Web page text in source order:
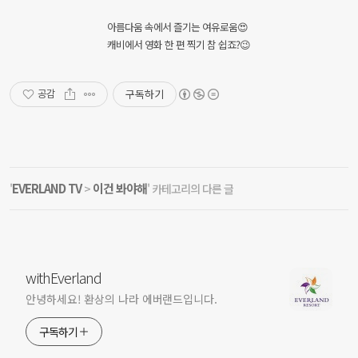
아름다움 속에서 즐기는 여유로움😍
캐비에서 영화 한 편 찍기 참 쉽죠?😉
공감 구독하기
'EVERLAND TV> 이건 봐야해' 카테고리의 다른 글
withEverland
안녕하세요! 환상의 나라 에버랜드입니다.
구독하기